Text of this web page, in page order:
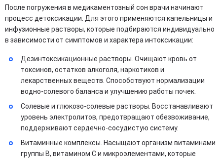
После погружения в медикаментозный сон врачи начинают
процесс детоксикации. Для этого применяются капельницы и
инфузионные растворы, которые подбираются индивидуально
в зависимости от симптомов и характера интоксикации:
Дезинтоксикационные растворы. Очищают кровь от
токсинов, остатков алкоголя, наркотиков и
лекарственных веществ. Способствуют нормализации
водно-солевого баланса и улучшению работы почек.
Солевые и глюкозо-солевые растворы. Восстанавливают
уровень электролитов, предотвращают обезвоживание,
поддерживают сердечно-сосудистую систему.
Витаминные комплексы. Насыщают организм витаминами
группы B, витамином C и микроэлементами, которые